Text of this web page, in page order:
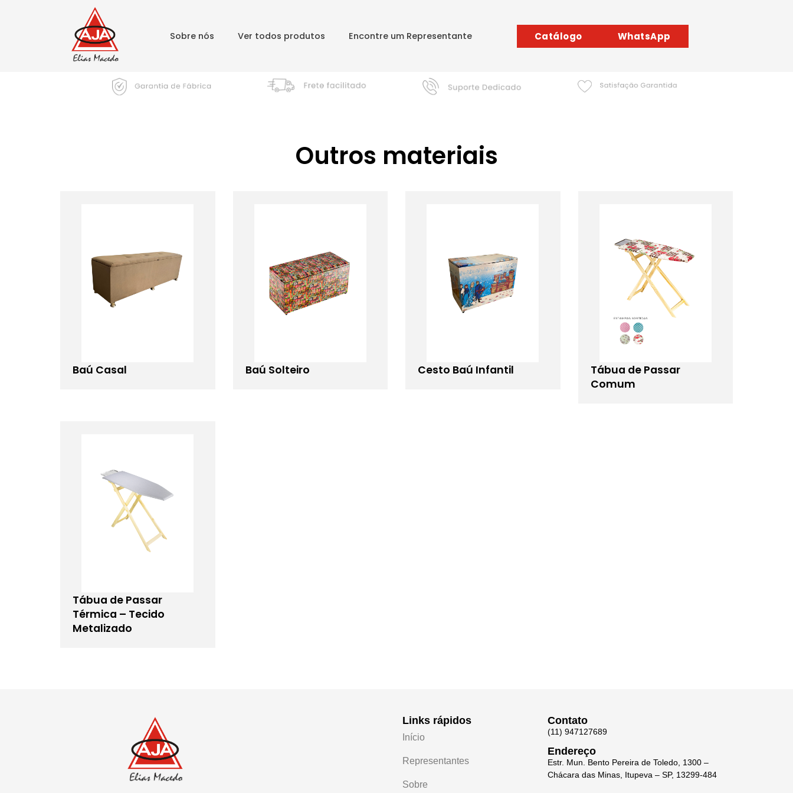
Sobre nós Ver todos produtos Encontre um Representante Catálogo WhatsApp
Outros materiais
Baú Casal Baú Solteiro Cesto Baú Infantil
Tábua de Passar
Comum
Tábua de Passar
Térmica – Tecido
Metalizado
Links rápidos
Início
Representantes
Sobre
Contato
(11) 947127689
Endereço
Estr. Mun. Bento Pereira de Toledo, 1300 –
Chácara das Minas, Itupeva – SP, 13299-484